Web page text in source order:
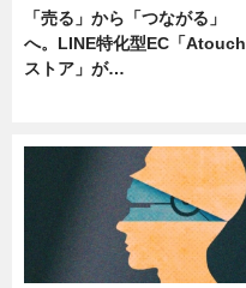
「売る」から「つながる」
へ。LINE特化型EC「Atouch
ストア」が…